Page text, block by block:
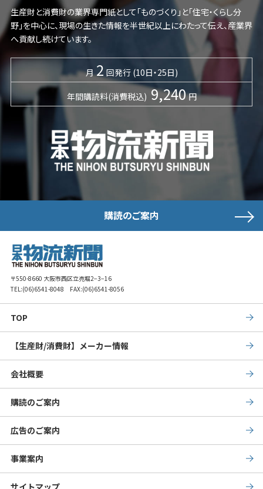
生産財と消費財の業界専門紙として「ものづくり」と「住宅・くらし分
野」を中心に、現場の生きた情報を半世紀以上にわたって伝え、産業界
へ貢献し続けています。
月 2 回発行 (10日・25日)
年間購読料(消費税込) 9,240 円
購読のご案内
〒550-8660 大阪市西区立売堀2−3−16
TEL:(06)6541-8048 FAX:(06)6541-8056
TOP
【生産財/消費財】メーカー情報
会社概要
購読のご案内
広告のご案内
事業案内
サイトマップ